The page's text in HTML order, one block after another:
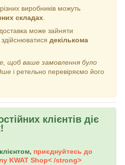
виробників можуть
складах.
може зайняти
декількома
щоб ваше замовлення було
і ретельно перевіряємо його
клієнтів діє
приєднуйтесь до
KWAT Shop< /strong>